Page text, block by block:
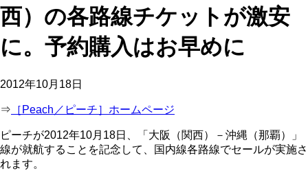
西）の各路線チケットが激安
に。予約購入はお早めに
2012年10月18日
⇒ ［Peach／ピーチ］ホームページ
ピーチが2012年10月18日、「大阪（関西）－沖縄（那覇）」
線が就航することを記念して、国内線各路線でセールが実施さ
れます。